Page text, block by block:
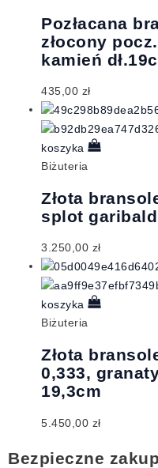
Pozłacana
złocony
kamień
435,00 zł
koszyka
Biżuteria
Złota
splot
3.250,00 zł
koszyka
Biżuteria
Złota
0,333,
19,3cm
5.450,00 zł
Bezpieczne